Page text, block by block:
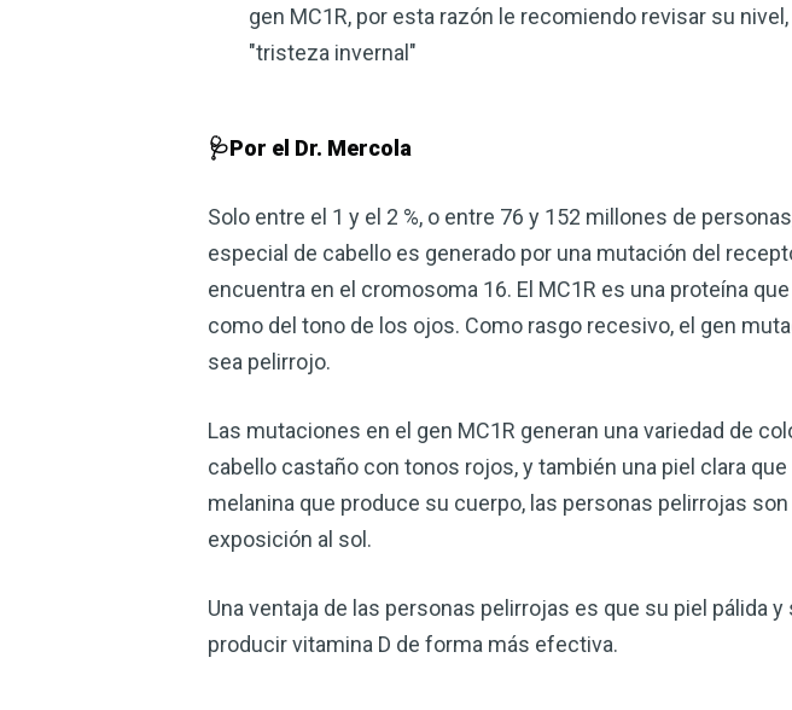
gen MC1R, por esta razón le recomiendo revisar su
"tristeza invernal"
🩺Por el Dr. Mercola
Solo entre el 1 y el 2 %, o entre 76 y 152 millones de
especial de cabello es generado por una mutación del
encuentra en el cromosoma 16. El MC1R es una proteína
como del tono de los ojos. Como rasgo recesivo, el gen
sea pelirrojo.
Las mutaciones en el gen MC1R generan una variedad de
cabello castaño con tonos rojos, y también una piel clara
melanina que produce su cuerpo, las personas pelirrojas
exposición al sol.
Una ventaja de las personas pelirrojas es que su piel pálida
producir vitamina D de forma más efectiva.